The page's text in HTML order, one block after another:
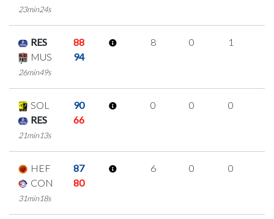
23min24s
RES
88
MUS
94
26min49s
8 0 1
SOL
90
RES
66
21min13s
0 0 0
HEF
87
CON
80
31min18s
6 0 0